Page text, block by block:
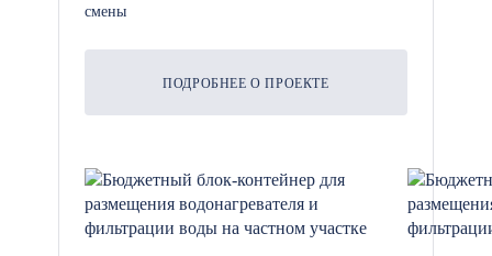
смены
ПОДРОБНЕЕ О ПРОЕКТЕ